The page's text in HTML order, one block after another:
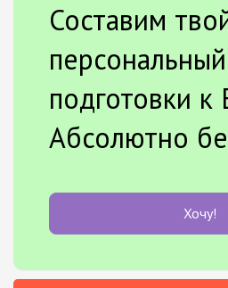
Составим
подготовки к
Абсолютно
Хочу!